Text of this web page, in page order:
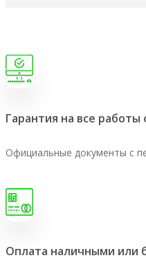
Гарантия на все работы
Официальные документы с
Оплата наличными или